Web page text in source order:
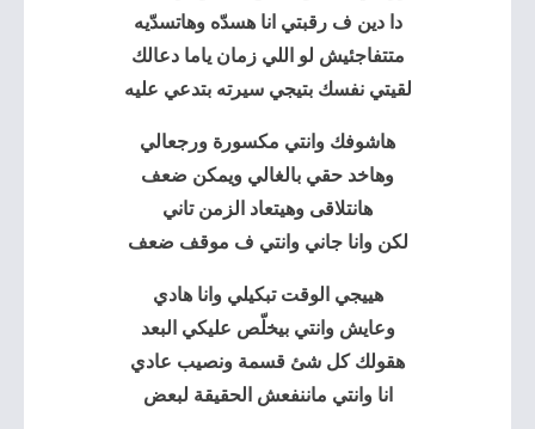
دا دين ف رقبتي انا هسدّه وهاتسدّيه
متتفاجئيش لو اللي زمان ياما دعالك
لقيتي نفسك بتيجي سيرته بتدعي عليه
هاشوفك وانتي مكسورة ورجعالي
وهاخد حقي بالغالي ويمكن ضعف
هانتلاقى وهيتعاد الزمن تاني
لكن وانا جاني وانتي ف موقف ضعف
هييجي الوقت تبكيلي وانا هادي
وعايش وانتي بيخلّص عليكي البعد
هقولك كل شئ قسمة ونصيب عادي
انا وانتي ماننفعش الحقيقة لبعض